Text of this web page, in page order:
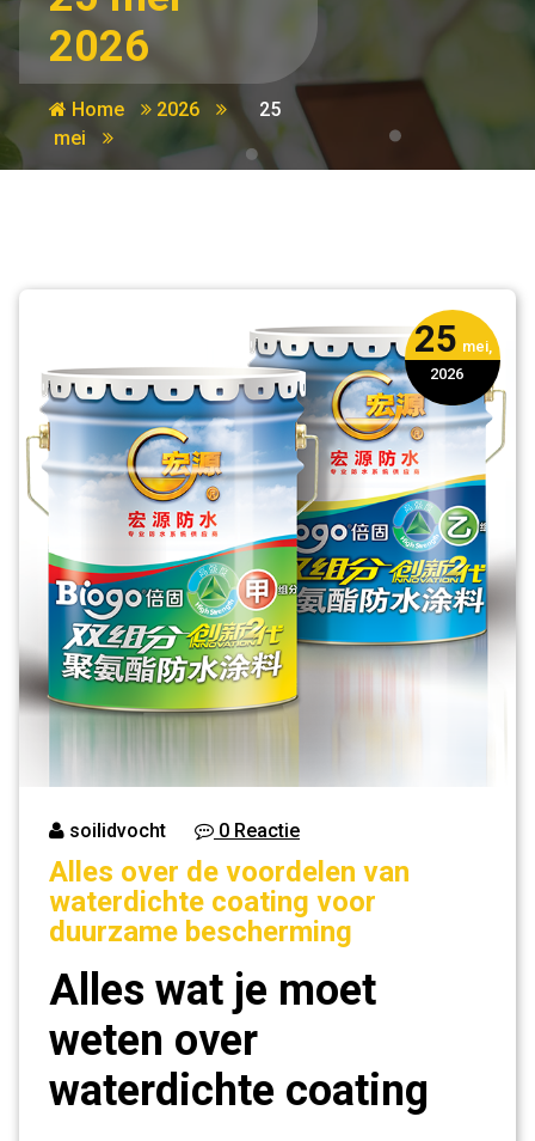
2026
Home
2026
mei
25
25 mei,
2026
soilidvocht 0 Reactie
Alles over de voordelen van
waterdichte coating voor
duurzame bescherming
Alles wat je moet
weten over
waterdichte coating